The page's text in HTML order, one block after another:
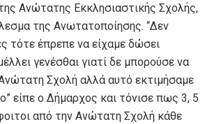
Ανώτατης Εκκλησιαστικής Σχολής,
της Ανωτατοποίησης. “Δεν
τότε έπρεπε να είχαμε δώσει
γενέσθαι γιατί δε μπορούσε να
Σχολή αλλά αυτό εκτιμήσαμε
είπε ο Δήμαρχος και τόνισε πως 3, 5
από την Ανώτατη Σχολή κάθε